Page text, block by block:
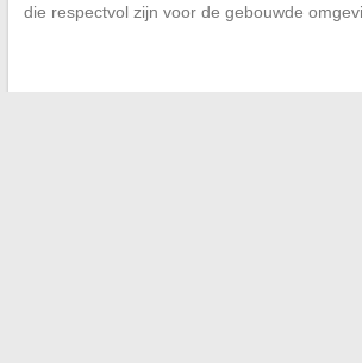
die respectvol zijn voor de gebouwde